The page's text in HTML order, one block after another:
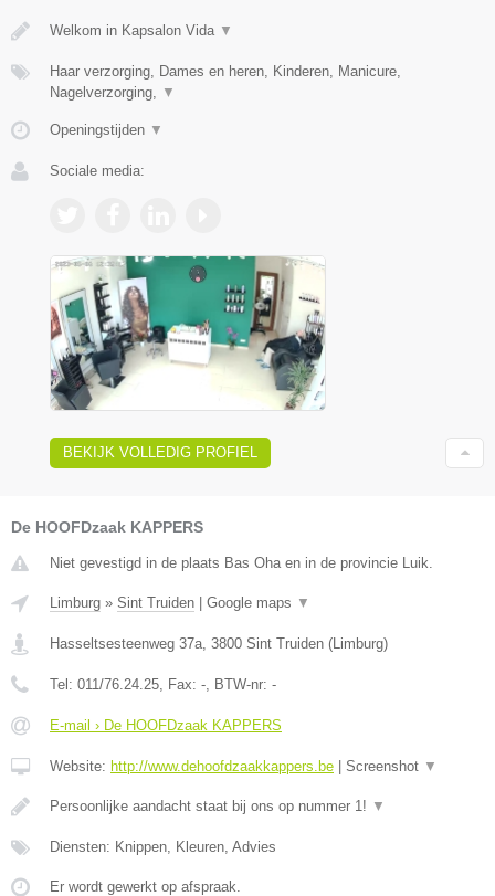
Welkom in Kapsalon Vida ▼
Haar verzorging, Dames en heren, Kinderen, Manicure,
Nagelverzorging,
▼
Openingstijden ▼
Sociale media:
BEKIJK VOLLEDIG PROFIEL
De HOOFDzaak KAPPERS
Niet gevestigd in de plaats Bas Oha en in de provincie Luik.
Limburg » Sint Truiden | Google maps ▼
Hasseltsesteenweg 37a 3800 Sint Truiden (Limburg)
Tel: 011/76.24.25 , Fax: - , BTW-nr: -
E-mail › De HOOFDzaak KAPPERS
Website: http://www.dehoofdzaakkappers.be | Screenshot ▼
Persoonlijke aandacht staat bij ons op nummer 1! ▼
Diensten: Knippen, Kleuren, Advies
Er wordt gewerkt op afspraak.